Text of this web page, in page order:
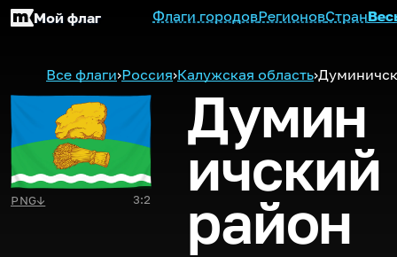
Мой флаг Флаги городовРегионовСтран
Все флаги›Россия›Калужская область›
PNG↓ 3:2
Думин
ичский
район